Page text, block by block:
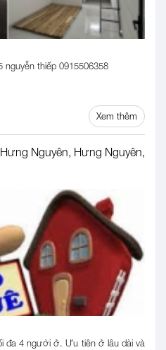
nguyễn thiếp 0915506358
Xem thêm
Nguyên, Hưng Nguyên,
đa 4 người ở. Ưu tiên ở lâu dài và